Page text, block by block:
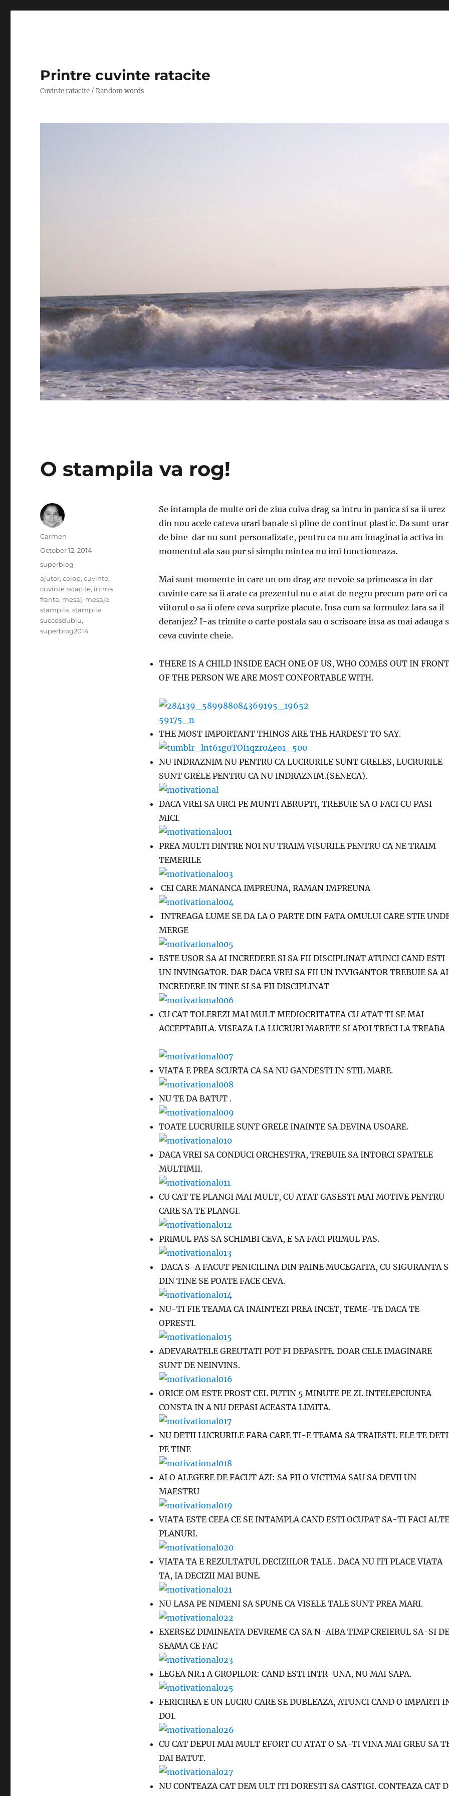
Printre cuvinte ratacite
Cuvinte ratacite / Random words
O stampila va rog!
Se intampla de multe ori de ziua cuiva drag sa intru in panica si sa ii urez
din nou acele cateva urari banale si pline de continut plastic. Da sunt
de bine dar nu sunt personalizate, pentru ca nu am imaginatia activa in
momentul ala sau pur si simplu mintea nu imi functioneaza.
Mai sunt momente in care un om drag are nevoie sa primeasca in dar
cuvinte care sa ii arate ca prezentul nu e atat de negru precum pare ori ca
viitorul o sa ii ofere ceva surprize placute. Insa cum sa formulez fara sa il
deranjez? I-as trimite o carte postala sau o scrisoare insa as mai adauga
ceva cuvinte cheie.
THERE IS A CHILD INSIDE EACH ONE OF US, WHO COMES OUT IN FRONT
OF THE PERSON WE ARE MOST CONFORTABLE
THE MOST IMPORTANT THINGS ARE THE HARDEST TO SAY.
NU INDRAZNIM NU PENTRU CA LUCRURILE SUNT GRELES, LUCRURILE
SUNT GRELE PENTRU CA NU INDRAZNIM.(SENECA).
DACA VREI SA URCI PE MUNTI ABRUPTI, TREBUIE SA O FACI CU PASI
MICI.
PREA MULTI DINTRE NOI NU TRAIM VISURILE PENTRU CA NE TRAIM
TEMERILE
CEI CARE MANANCA IMPREUNA, RAMAN IMPREUNA
INTREAGA LUME SE DA LA O PARTE DIN FATA OMULUI CARE STIE
MERGE
ESTE USOR SA AI INCREDERE SI SA FII DISCIPLINAT ATUNCI CAND ESTI
UN INVINGATOR. DAR DACA VREI SA FII UN INVIGANTOR TREBUIE SA AI
INCREDERE IN TINE SI SA FII DISCIPLINAT
CU CAT TOLEREZI MAI MULT MEDIOCRITATEA CU ATAT TI SE MAI
ACCEPTABILA. VISEAZA LA LUCRURI MARETE SI APOI TRECI LA
VIATA E PREA SCURTA CA SA NU GANDESTI IN STIL MARE.
NU TE DA BATUT .
TOATE LUCRURILE SUNT GRELE INAINTE SA DEVINA USOARE.
DACA VREI SA CONDUCI ORCHESTRA, TREBUIE SA INTORCI SPATELE
MULTIMII.
CU CAT TE PLANGI MAI MULT, CU ATAT GASESTI MAI MOTIVE PENTRU
CARE SA TE PLANGI.
PRIMUL PAS SA SCHIMBI CEVA, E SA FACI PRIMUL PAS.
DACA S-A FACUT PENICILINA DIN PAINE MUCEGAITA, CU SIGURANTA
DIN TINE SE POATE FACE CEVA.
NU-TI FIE TEAMA CA INAINTEZI PREA INCET, TEME-TE DACA TE
OPRESTI.
ADEVARATELE GREUTATI POT FI DEPASITE. DOAR CELE IMAGINARE
SUNT DE NEINVINS.
ORICE OM ESTE PROST CEL PUTIN 5 MINUTE PE ZI. INTELEPCIUNEA
CONSTA IN A NU DEPASI ACEASTA LIMITA.
NU DETII LUCRURILE FARA CARE TI-E TEAMA SA TRAIESTI. ELE TE
PE TINE
AI O ALEGERE DE FACUT AZI: SA FII O VICTIMA SAU SA DEVII UN
MAESTRU
VIATA ESTE CEEA CE SE INTAMPLA CAND ESTI OCUPAT SA-TI FACI ALTE
PLANURI.
VIATA TA E REZULTATUL DECIZIILOR TALE . DACA NU ITI PLACE VIATA
TA, IA DECIZII MAI BUNE.
NU LASA PE NIMENI SA SPUNE CA VISELE TALE SUNT PREA MARI.
EXERSEZ DIMINEATA DEVREME CA SA N-AIBA TIMP CREIERUL SA-SI
SEAMA CE FAC
LEGEA NR.1 A GROPILOR: CAND ESTI INTR-UNA, NU MAI SAPA.
FERICIREA E UN LUCRU CARE SE DUBLEAZA, ATUNCI CAND O IMPARTI
DOI.
CU CAT DEPUI MAI MULT EFORT CU ATAT O SA-TI VINA MAI GREU SA
DAI BATUT.
NU CONTEAZA CAT DEM ULT ITI DORESTI SA CASTIGI. CONTEAZA CAT
Author
Carmen
Posted
October 12, 2014
Categories
superblog
Tags
ajutor,colop,cuvinte,
cuvinte ratacite, inima
franta, mesaj, mesaje,
stampila,stampile,
succesdublu,
superblog2014